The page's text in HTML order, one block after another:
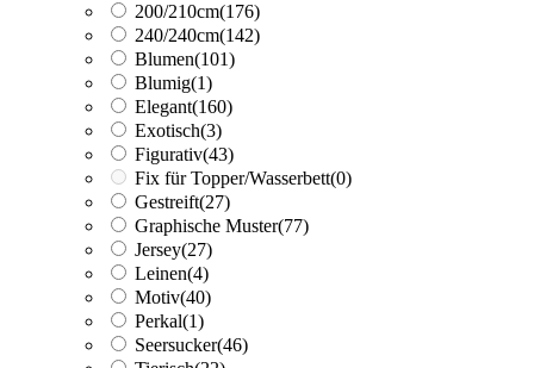
200/210cm(176)
240/240cm(142)
Blumen(101)
Blumig(1)
Elegant(160)
Exotisch(3)
Figurativ(43)
Fix für Topper/Wasserbett(0)
Gestreift(27)
Graphische Muster(77)
Jersey(27)
Leinen(4)
Motiv(40)
Perkal(1)
Seersucker(46)